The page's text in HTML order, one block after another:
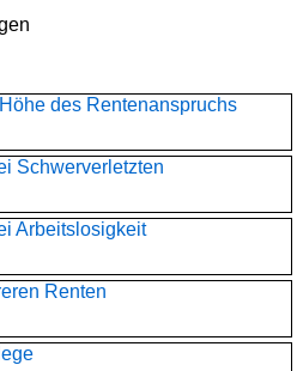
des Rentenanspruchs
Schwerverletzten
Arbeitslosigkeit
Renten